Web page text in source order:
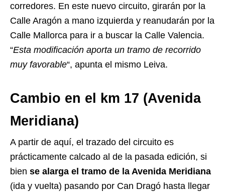
corredores. En este nuevo circuito, girarán por la
Calle Aragón a mano izquierda y reanudarán por la
Calle Mallorca para ir a buscar la Calle Valencia.
“Esta modificación aporta un tramo de recorrido
muy favorable“, apunta el mismo Leiva.
Cambio en el km 17 (Avenida
Meridiana)
A partir de aquí, el trazado del circuito es
prácticamente calcado al de la pasada edición, si
bien se alarga el tramo de la Avenida Meridiana
(ida y vuelta) pasando por Can Dragó hasta llegar